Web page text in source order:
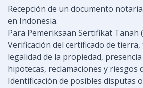
Recepción de un documento
en Indonesia.
Para Pemeriksaan Sertifikat Tanah
Verificación del certificado de
legalidad de la propiedad,
hipotecas, reclamaciones y riesgos
Identificación de posibles disputas